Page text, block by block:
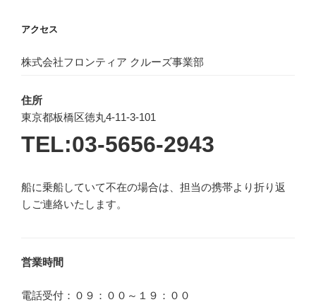
アクセス
株式会社フロンティア クルーズ事業部
住所
東京都板橋区徳丸4-11-3-101
TEL:03-5656-2943
船に乗船していて不在の場合は、担当の携帯より折り返
しご連絡いたします。
営業時間
電話受付：０９：００～１９：００